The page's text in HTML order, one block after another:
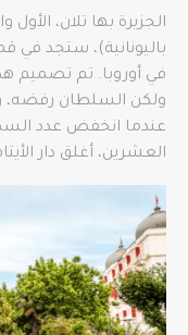
الجزيرة بها تلان،
باليونانية)، ستجد في
في أوروبا. تم تصميم
ولكن السلطان رفضه،
عندما انخفض عدد
العشرين، أغلق دار